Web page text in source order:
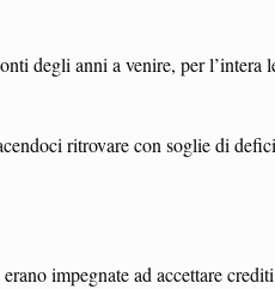
degli anni a venire, per l’intera
ritrovare con soglie di
impegnate ad accettare